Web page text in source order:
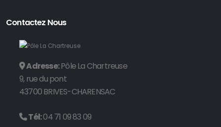
Contactez Nous
Adresse:Pôle La Chartreuse
9, rue du pont
43700 BRIVES-CHARENSAC
Tél:04 71 09 83 09